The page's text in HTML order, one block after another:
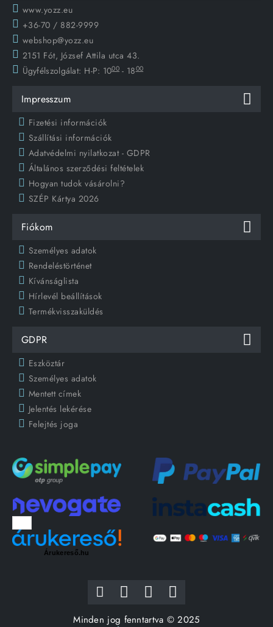
www.yozz.eu
+36-70 / 882-9999
webshop@yozz.eu
2151 Fót, József Attila utca 43.
Ügyfélszolgálat: H-P: 1000 - 1800
Impresszum
Fizetési információk
Szállítási információk
Adatvédelmi nyilatkozat - GDPR
Általános szerződési feltételek
Hogyan tudok vásárolni?
SZÉP Kártya 2026
Fiókom
Személyes adatok
Rendeléstörténet
Kívánságlista
Hírlevél beállítások
Termékvisszaküldés
GDPR
Eszköztár
Személyes adatok
Mentett címek
Jelentés lekérése
Felejtés joga
Árukereső.hu
Minden jog fenntartva © 2025